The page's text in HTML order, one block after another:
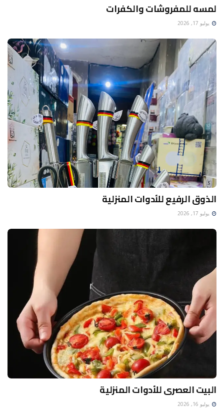
لمسه للمفروشات والكفرات
يوليو 17, 2026
الذوق الرفيع للأدوات المنزلية
يوليو 17, 2026
البيت العصرى للأدوات المنزلية
يوليو 16, 2026